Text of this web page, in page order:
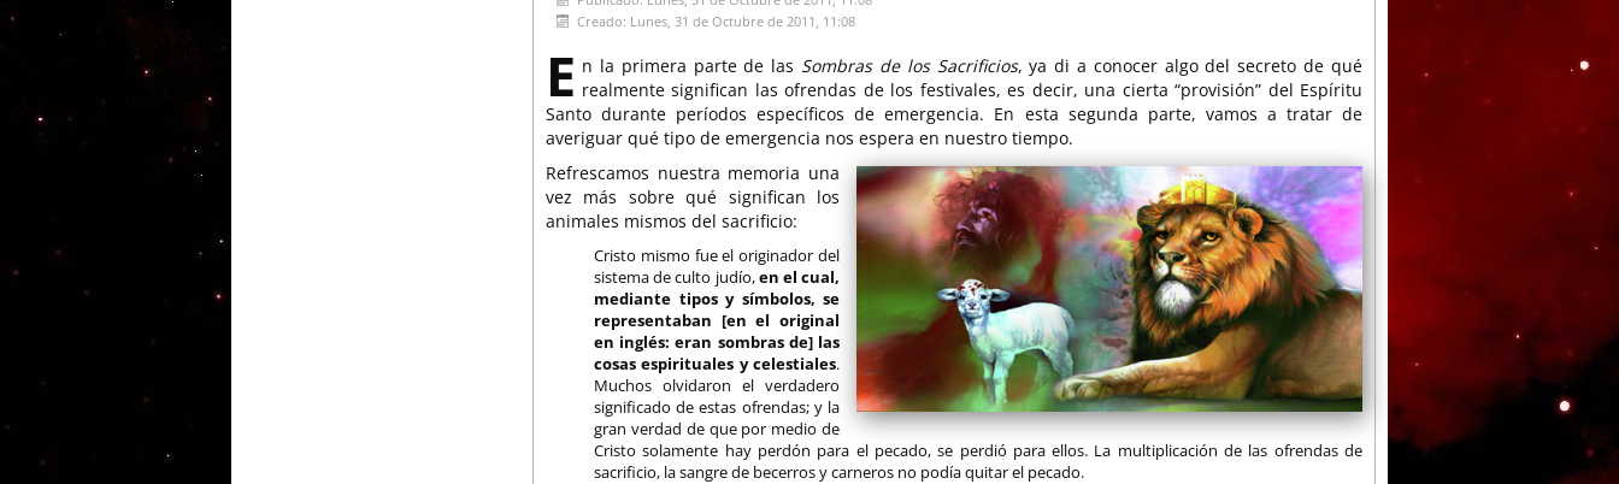
Creado: Lunes, 31 de Octubre de 2011, 11:08
E n la primera parte de las Sombras de los Sacrificios, ya di a conocer algo del secreto de qué
realmente significan las ofrendas de los festivales, es decir, una cierta “provisión” del Espíritu
Santo durante períodos específicos de emergencia. En esta segunda parte, vamos a tratar de
averiguar qué tipo de emergencia nos espera en nuestro tiempo.
Refrescamos nuestra memoria una
vez más sobre qué significan los
animales mismos del sacrificio:
Cristo mismo fue el originador del
sistema de culto judío,en el cual,
mediante tipos y símbolos, se
representaban [en el original
en inglés: eran sombras de] las
cosas espirituales y celestiales.
Muchos olvidaron el verdadero
significado de estas ofrendas; y la
gran verdad de que por medio de
Cristo solamente hay perdón para el pecado, se perdió para ellos. La multiplicación de las ofrendas de
sacrificio, la sangre de becerros y carneros no podía quitar el pecado.